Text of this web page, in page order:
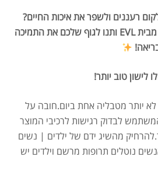
רעננים ולשפר את איכות החיים?
נסו את Melatonin 5mg מבית EVL ותנו לגוף שלכם את התמיכה
לישון טוב יותר!
אסור לשימוש לפני גיל 18 לא יותר מטבליה אחת ביום.חובה על
לבדוק רגישות לרכיבי המוצר
מהשיג ידם של ילדים | נשים
נוטלים תרופות מרשם וילדים יש